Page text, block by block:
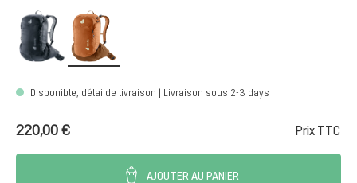
black
Disponible, délai de livraison | Livraison sous 2-3 days
220,00 € Prix TTC
AJOUTER AU PANIER